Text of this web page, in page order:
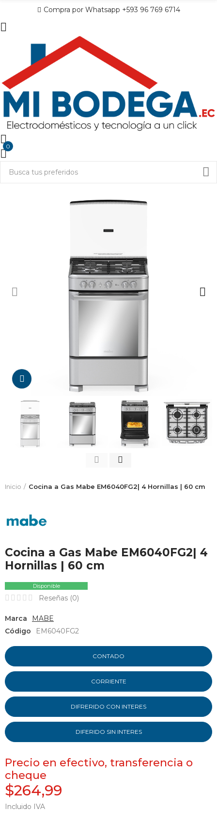
Compra por Whatsapp +593 96 769 6714
0
Inicio Cocina a Gas Mabe EM6040FG2| 4 Hornillas | 60 cm
Cocina a Gas Mabe EM6040FG2| 4
Hornillas | 60 cm
Disponible
Reseñas (0)
Marca
MABE
Código
EM6040FG2
CONTADO
CORRIENTE
DIFRERIDO CON INTERES
DIFERIDO SIN INTERES
Precio en efectivo, transferencia o
cheque
$264,99
Incluido IVA